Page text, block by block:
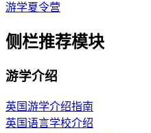
游学夏令营
侧栏推荐模块
游学介绍
英国游学介绍指南
英国语言学校介绍